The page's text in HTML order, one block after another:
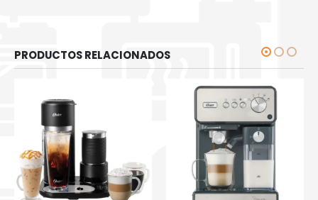
PRODUCTOS RELACIONADOS